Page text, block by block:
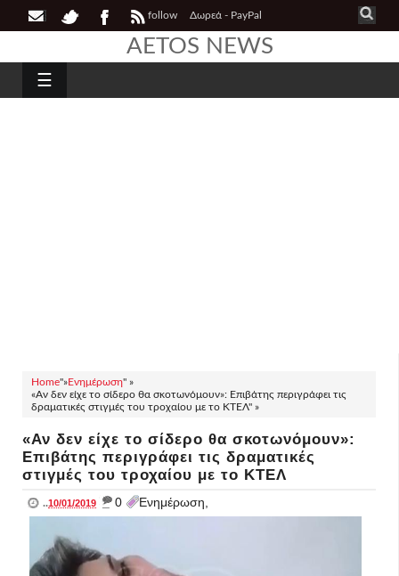
follow Δωρεά - PayPal
AETOS NEWS
☰
Home"»Ενημέρωση" »
«Αν δεν είχε το σίδερο θα σκοτωνόμουν»: Επιβάτης περιγράφει τις
δραματικές στιγμές του τροχαίου με το ΚΤΕΛ" »
«Αν δεν είχε το σίδερο θα σκοτωνόμουν»:
Επιβάτης περιγράφει τις δραματικές
στιγμές του τροχαίου με το ΚΤΕΛ
..10/01/2019 _ 0 Ενημέρωση,